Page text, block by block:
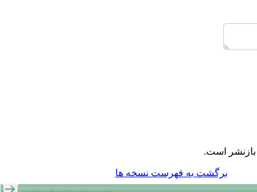
بازنشر است.
برگشت به فهرست نسخه ها